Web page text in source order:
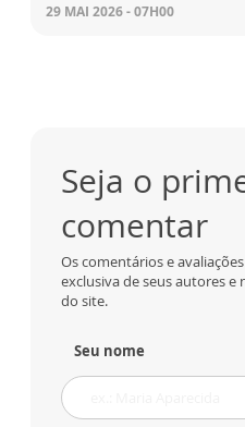
29 MAI 2026 - 07H00
Seja o
comentar
Os comentários e
exclusiva de seus autores
do site.
Seu nome